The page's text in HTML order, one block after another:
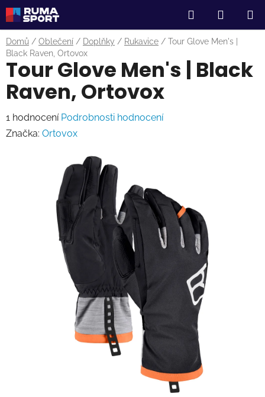
Přejít
na
obsah
Hledat
KOŠÍK
Domů / Oblečení / Doplňky / Rukavice / Tour Glove Men's |
Black Raven, Ortovox
Tour Glove Men's | Black
Raven, Ortovox
Průměrné
hodnocení
1 hodnocení Podrobnosti hodnocení
Značka: Ortovox